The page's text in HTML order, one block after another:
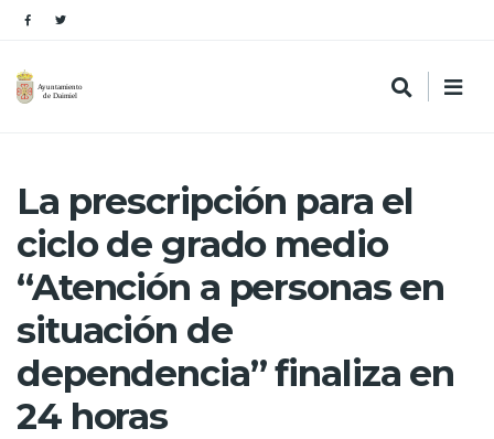
La prescripción para el
ciclo de grado medio
“Atención a personas en
situación de
dependencia” finaliza en
24 horas